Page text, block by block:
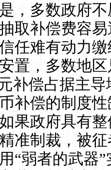
，多数政府
取补偿费容
任难有动力
置，多数地
补偿占据主
补偿的制度
果政府具有
准制裁，被
“弱者的武器